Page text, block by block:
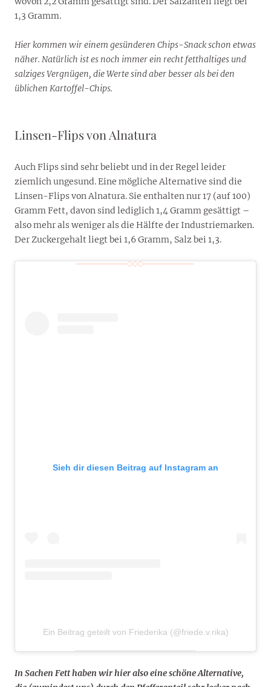
1,3 Gramm.
Hier kommen wir einem gesünderen Chips-Snack schon etwas
näher. Natürlich ist es noch immer ein recht fetthaltiges und
salziges Vergnügen, die Werte sind aber besser als bei den
üblichen Kartoffel-Chips.
Linsen-Flips von Alnatura
Auch Flips sind sehr beliebt und in der Regel leider
ziemlich ungesund. Eine mögliche Alternative sind die
Linsen-Flips von Alnatura. Sie enthalten nur 17 (auf 100)
Gramm Fett, davon sind lediglich 1,4 Gramm gesättigt –
also mehr als weniger als die Hälfte der Industriemarken.
Der Zuckergehalt liegt bei 1,6 Gramm, Salz bei 1,3.
Sieh dir diesen Beitrag auf Instagram an
Ein Beitrag geteilt von Friederika (@friede.v.rika)
In Sachen Fett haben wir hier also eine schöne Alternative,